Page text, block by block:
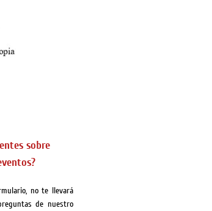
sobre
no te llevará
de nuestro